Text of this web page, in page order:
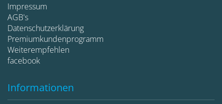
Impressum
AGB's
Datenschutzerklärung
Premiumkundenprogramm
Weiterempfehlen
facebook
Informationen